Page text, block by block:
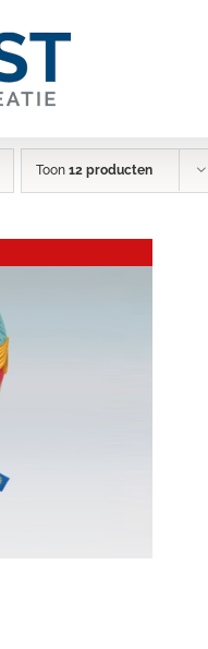
Toon 12 producten